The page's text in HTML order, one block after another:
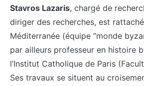
Stavros Lazaris, chargé de
diriger des recherches, est rattaché
Méditerranée (équipe “monde
par ailleurs professeur en histoire
l’Institut Catholique de Paris
Ses travaux se situent au